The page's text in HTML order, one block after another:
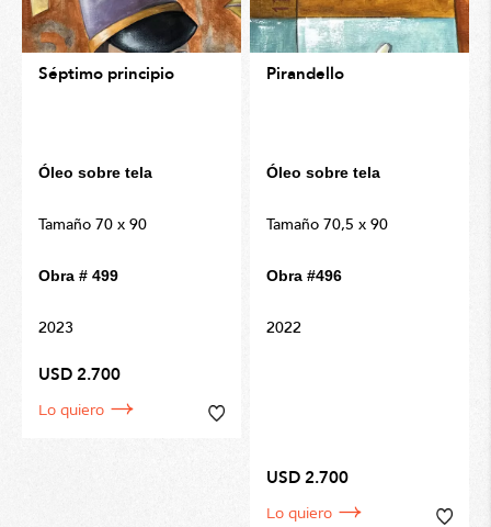
Séptimo principio
Óleo sobre tela
Tamaño 70 x 90
Obra # 499
2023
USD 2.700
Lo quiero
Pirandello
Óleo sobre tela
Tamaño 70,5 x 90
Obra #496
2022
USD 2.700
Lo quiero